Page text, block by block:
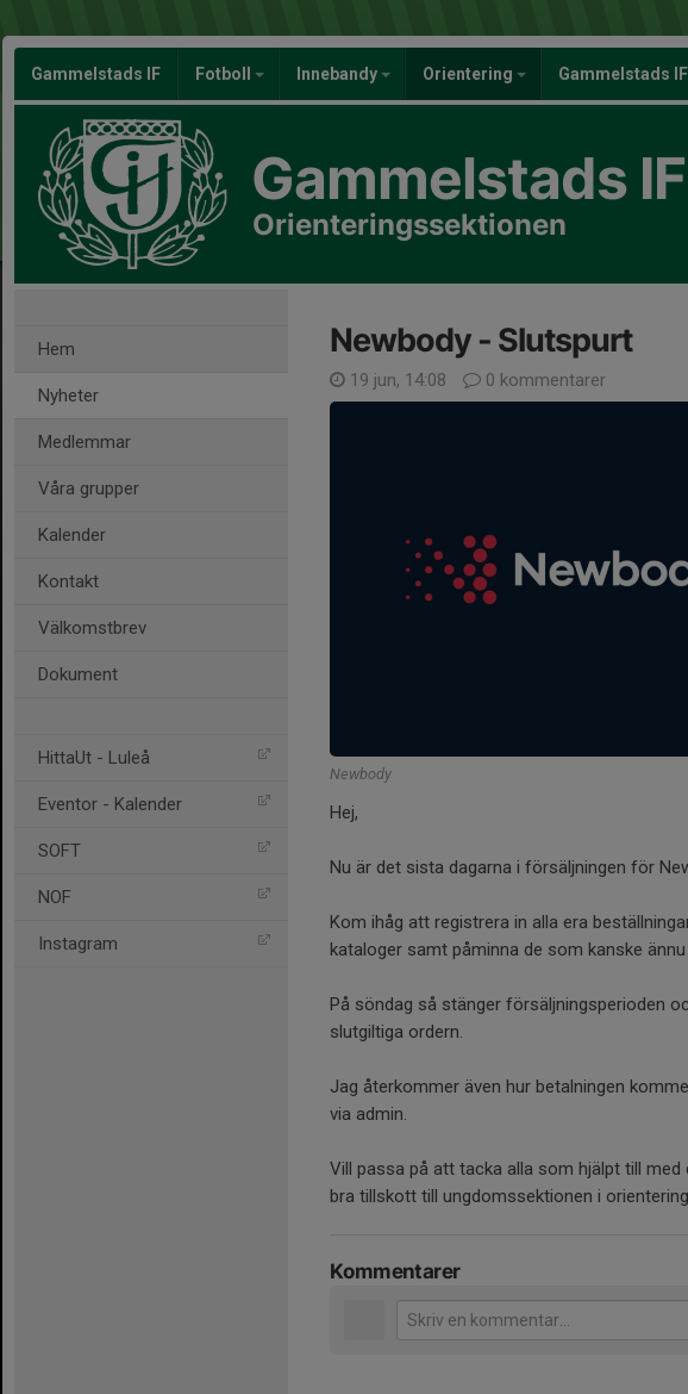
Gammelstads IF Fotboll Innebandy Orientering Gammelstads
Gammelstads IF
Orienteringssektionen
Hem
Nyheter
Medlemmar
Våra grupper
Kalender
Kontakt
Välkomstbrev
Dokument
HittaUt - Luleå
Eventor - Kalender
SOFT
NOF
Instagram
Newbody - Slutspurt
19 jun, 14:08 0 kommentarer
Newbody
Hej,
Nu är det sista dagarna i försäljningen för
Kom ihåg att registrera in alla era
kataloger samt påminna de som kanske
På söndag så stänger försäljningsperioden
slutgiltiga ordern.
Jag återkommer även hur betalningen
via admin.
Vill passa på att tacka alla som hjälpt till
bra tillskott till ungdomssektionen i
Kommentarer